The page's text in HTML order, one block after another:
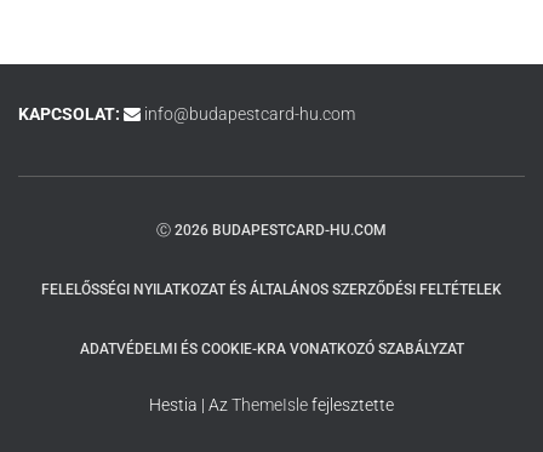
KAPCSOLAT: info@budapestcard-hu.com
Ⓒ 2026 BUDAPESTCARD-HU.COM
FELELŐSSÉGI NYILATKOZAT ÉS ÁLTALÁNOS SZERZŐDÉSI FELTÉTELEK
ADATVÉDELMI ÉS COOKIE-KRA VONATKOZÓ SZABÁLYZAT
Hestia | Az ThemeIslefejlesztette